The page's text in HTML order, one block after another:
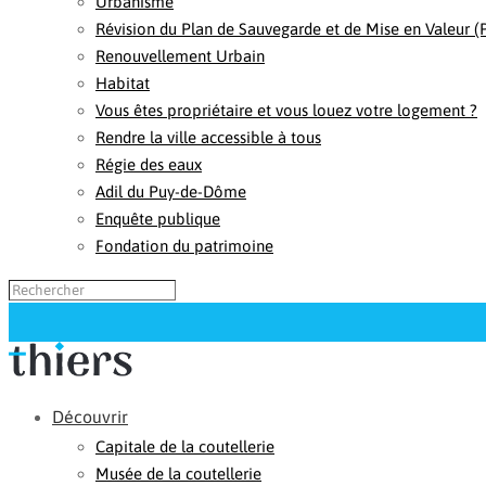
Révision du Plan de Sauvegarde et de Mise en Valeur
Renouvellement Urbain
Habitat
Vous êtes propriétaire et vous louez votre logement ?
Rendre la ville accessible à tous
Régie des eaux
Adil du Puy-de-Dôme
Enquête publique
Fondation du patrimoine
Découvrir
Capitale de la coutellerie
Musée de la coutellerie